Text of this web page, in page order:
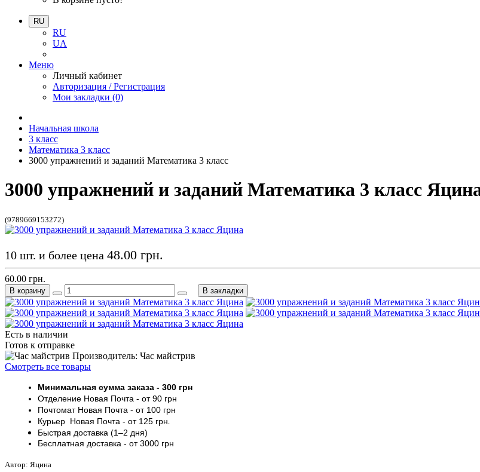
RU
RU
UA
Меню
Личный кабинет
Авторизация / Регистрация
Мои закладки (0)
Начальная школа
3 класс
Математика 3 класс
3000 упражнений и заданий Математика 3 класс
3000 упражнений и заданий Математика 3 класс
(9789669153272)
Есть в наличии
Готов к отправке
Производитель: Час майстрив
Смотреть все товары
Минимальная сумма заказа - 300 грн
Отделение Новая Почта - от 90 грн
ПочтоматНовая Почта - от 100 грн
Курьер Новая Почта - от 125 грн.
Быстрая доставка (1–2 дня)
Бесплатная доставка - от 3000 грн
Автор: Яцина
10 шт. и более цена 48.00 грн.
60.00 грн.
В корзину В закладки